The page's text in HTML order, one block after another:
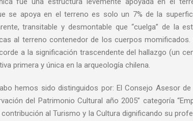
se apoya en el terreno es solo un 7% de la
transitable y desmontable que “cuelga” de la
al terreno contenedor de los cuerpos
a la significación trascendente del hallazgo (un
primera y única en la arqueología chilena.
hemos sido distinguidos por: El Consejo Asesor
del Patrimonio Cultural año 2005” categoría
al Turismo y la Cultura dignificando su